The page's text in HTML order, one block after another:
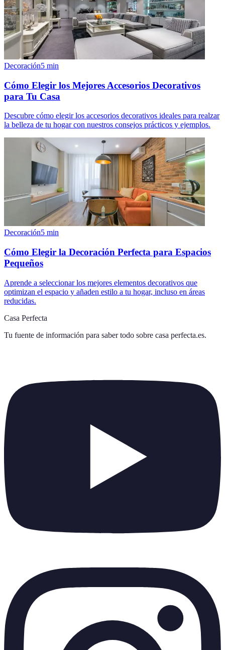
Decoración5 min
Cómo Elegir los Mejores Accesorios Decorativos
para Tu Casa
Descubre cómo elegir los accesorios decorativos ideales para realzar
la belleza de tu hogar con nuestros consejos prácticos y ejemplos.
Decoración5 min
Cómo Elegir la Decoración Perfecta para Espacios
Pequeños
Aprende a seleccionar los mejores elementos decorativos que
optimizan el espacio y añaden estilo a tu hogar, incluso en áreas
reducidas.
Casa Perfecta
Tu fuente de información para saber todo sobre casa perfecta.es.